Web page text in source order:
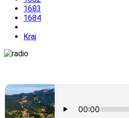
1683
1684
Kraj